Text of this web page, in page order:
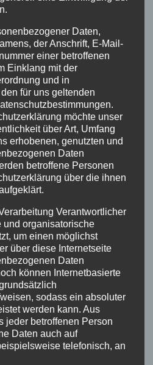
aufmerksamen
Fahrräder eine
für alle, die gerne
qualitativ hochwertiges
Kunden mit Böttcher
positiv. Unsere
zeigt, dass
Daten,
der Anschrift, E-Mail-
einer betroffenen
Einklang mit der
und in
für uns geltenden
möchte unser
über Art, Umfang
erhobenen, genutzten und
Daten
betroffene Personen
über die ihnen
Verantwortlicher
und organisatorische
um einen möglichst
über diese Internetseite
Daten
können Internetbasierte
sodass ein absoluter
werden kann. Aus
jeder betroffenen Person
Daten auch auf
telefonisch, an